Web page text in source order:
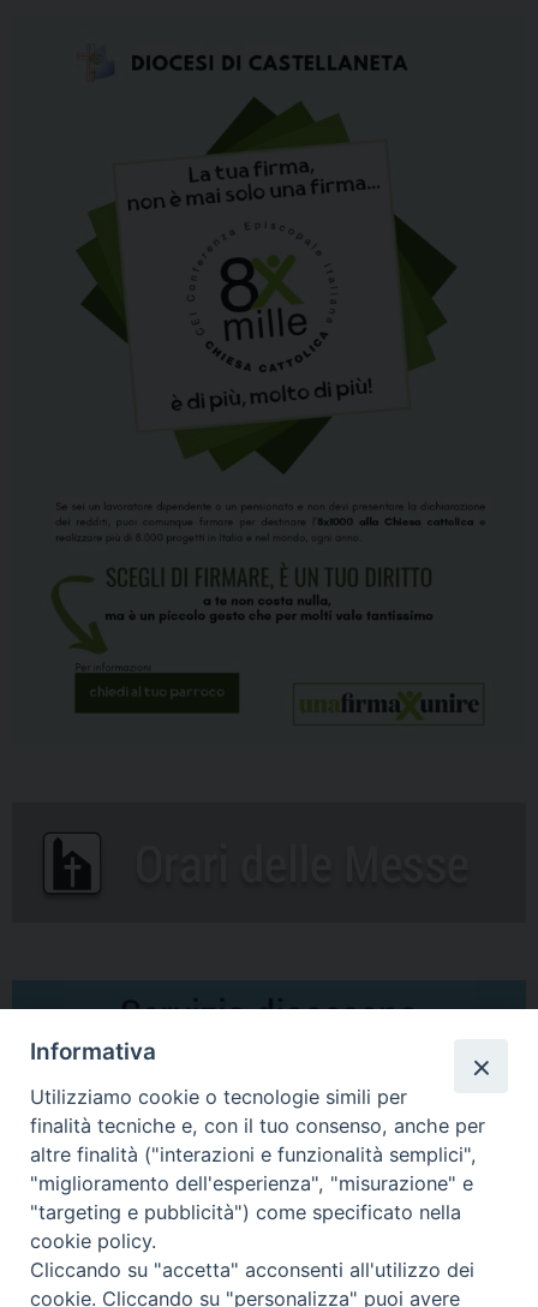
Comunicati Stampa
Il cordoglio dei Vescovi di Puglia per la morte di S.E.R. Mons. Agostino
Superbo
Nasce la Consulta Diocesana delle Aggregazioni Laicali di Castellaneta
Informativa
Utilizziamo cookie o tecnologie simili per
finalità tecniche e, con il tuo consenso, anche per
altre finalità ("interazioni e funzionalità semplici",
"miglioramento dell'esperienza", "misurazione" e
"targeting e pubblicità") come specificato nella
cookie policy.
Cliccando su "accetta" acconsenti all'utilizzo dei
cookie. Cliccando su "personalizza" puoi avere